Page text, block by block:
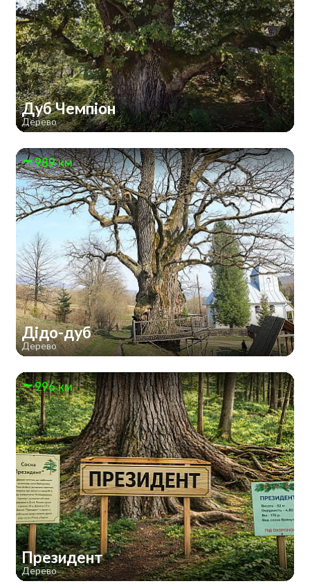
Дуб Чемпіон
Дерево
989 км
Дідо-дуб
Дерево
996 км
Президент
Дерево